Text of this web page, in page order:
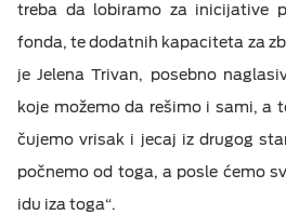
treba da lobiramo za inicijative
fonda, te dodatnih kapaciteta za
je Jelena Trivan, posebno
koje možemo da rešimo i sami, a
čujemo vrisak i jecaj iz drugog
počnemo od toga, a posle ćemo
idu iza toga“.